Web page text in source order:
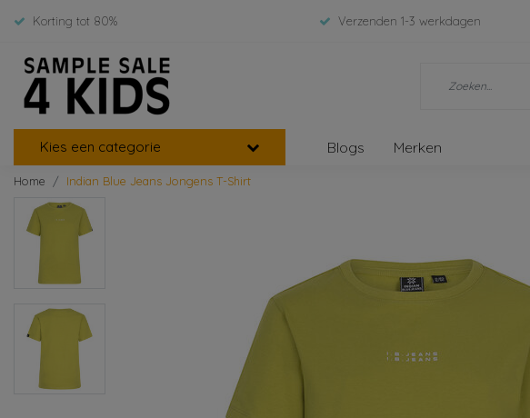
Korting tot 80% Verzenden 1-3 werkdagen
Kies een categorie Blogs Merken
Home Indian Blue Jeans Jongens T-Shirt